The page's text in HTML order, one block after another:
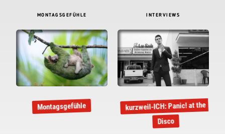
MONTAGSGEFÜHLE
Montagsgefühle
INTERVIEWS
kurzweil-ICH: Panic! at the
Disco